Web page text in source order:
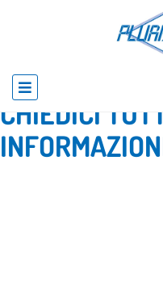
Home Richiesta
CHIEDICI